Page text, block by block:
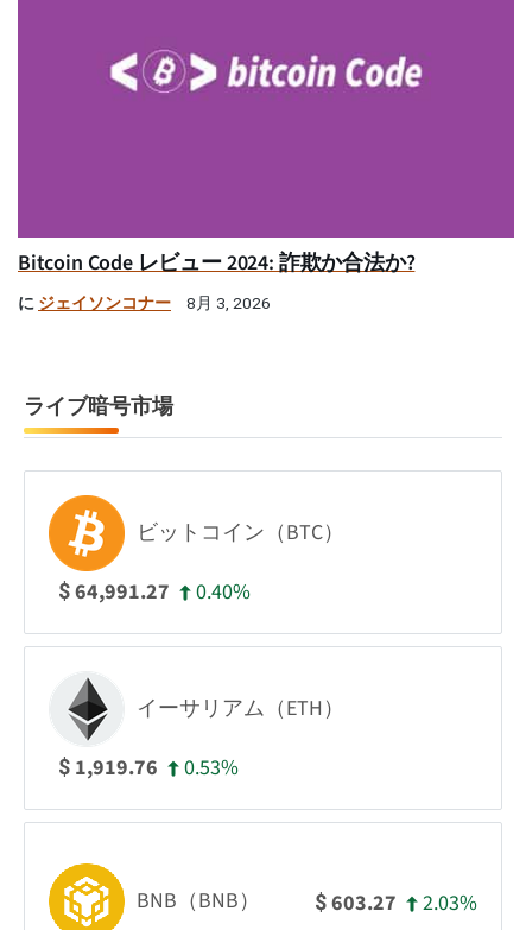
Bitcoin Code レビュー 2024: 詐欺か合法か?
に ジェイソンコナー 8月 3, 2026
ライブ暗号市場
ビットコイン（BTC）
$64,991.27 0.40%
イーサリアム（ETH）
$ 1,919.76 0.53%
BNB（BNB） $603.27 2.03%